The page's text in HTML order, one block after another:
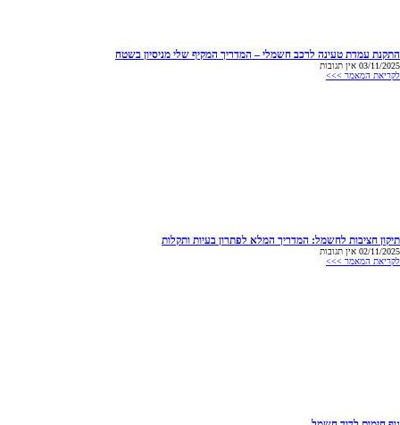
התקנת עמדת טעינה לרכב חשמלי – המדריך המקיף שלי מניסיון בשטח
03/11/2025 אין תגובות
לקריאת המאמר >>>
תיקון חציבות לחשמל: המדריך המלא לפתרון בעיות ותקלות
02/11/2025 אין תגובות
לקריאת המאמר >>>